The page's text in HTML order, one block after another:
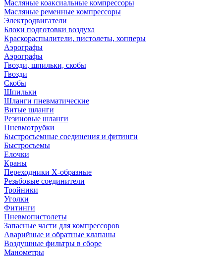
Масляные коаксиальные компрессоры
Масляные ременные компрессоры
Электродвигатели
Блоки подготовки воздуха
Краскораспылители, пистолеты, хопперы
Аэрографы
Аэрографы
Гвозди, шпильки, скобы
Гвозди
Скобы
Шпильки
Шланги пневматические
Витые шланги
Резиновые шланги
Пневмотрубки
Быстросъемные соединения и фитинги
Быстросъемы
Елочки
Краны
Переходники Х-образные
Резьбовые соединители
Тройники
Уголки
Фитинги
Пневмопистолеты
Запасные части для компрессоров
Аварийные и обратные клапаны
Воздушные фильтры в сборе
Манометры